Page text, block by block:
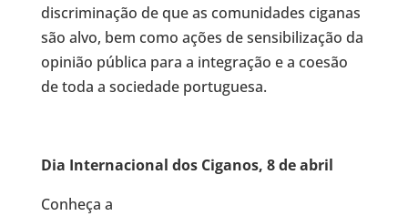
discriminação de que as comunidades ciganas
são alvo, bem como ações de sensibilização da
opinião pública para a integração e a coesão
de toda a sociedade portuguesa.
Dia Internacional dos Ciganos, 8 de abril
Conheça a